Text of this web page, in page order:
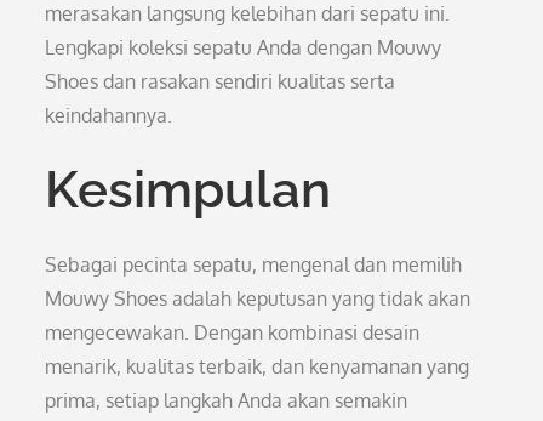
merasakan langsung kelebihan dari sepatu ini.
Lengkapi koleksi sepatu Anda dengan Mouwy
Shoes dan rasakan sendiri kualitas serta
keindahannya.
Kesimpulan
Sebagai pecinta sepatu, mengenal dan memilih
Mouwy Shoes adalah keputusan yang tidak akan
mengecewakan. Dengan kombinasi desain
menarik, kualitas terbaik, dan kenyamanan yang
prima, setiap langkah Anda akan semakin